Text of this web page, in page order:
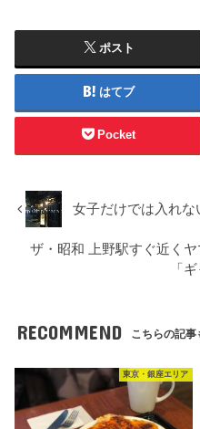
ポスト
はてブ
Pocket
女子だけでは入れな
ザ・昭和 上野駅すぐ近く
「
RECOMMEND こちらの記事
東京・銀座エリア